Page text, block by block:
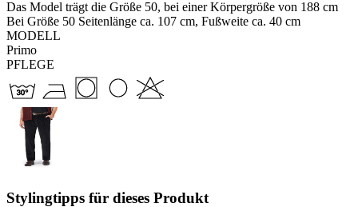
Das Model trägt die Größe 50, bei einer Körpergröße von 188 cm
Bei Größe 50 Seitenlänge ca. 107 cm, Fußweite ca. 40 cm
MODELL
Primo
PFLEGE
Stylingtipps für dieses Produkt